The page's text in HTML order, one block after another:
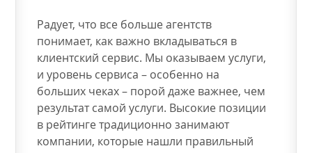
Радует, что все больше агентств
понимает, как важно вкладываться в
клиентский сервис. Мы оказываем услуги,
и уровень сервиса – особенно на
больших чеках – порой даже важнее, чем
результат самой услуги. Высокие позиции
в рейтинге традиционно занимают
компании, которые нашли правильный